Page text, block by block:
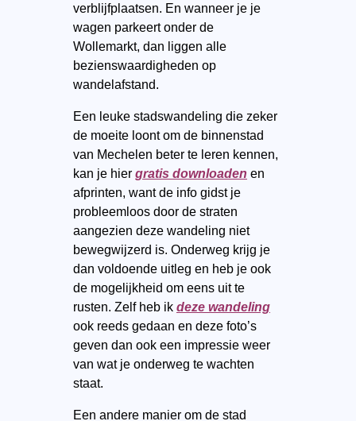
verblijfplaatsen. En wanneer je je
wagen parkeert onder de
Wollemarkt, dan liggen alle
bezienswaardigheden op
wandelafstand.
Een leuke stadswandeling die zeker
de moeite loont om de binnenstad
van Mechelen beter te leren kennen,
kan je hier gratis downloaden en
afprinten, want de info gidst je
probleemloos door de straten
aangezien deze wandeling niet
bewegwijzerd is. Onderweg krijg je
dan voldoende uitleg en heb je ook
de mogelijkheid om eens uit te
rusten. Zelf heb ik deze wandeling
ook reeds gedaan en deze foto’s
geven dan ook een impressie weer
van wat je onderweg te wachten
staat.
Een andere manier om de stad